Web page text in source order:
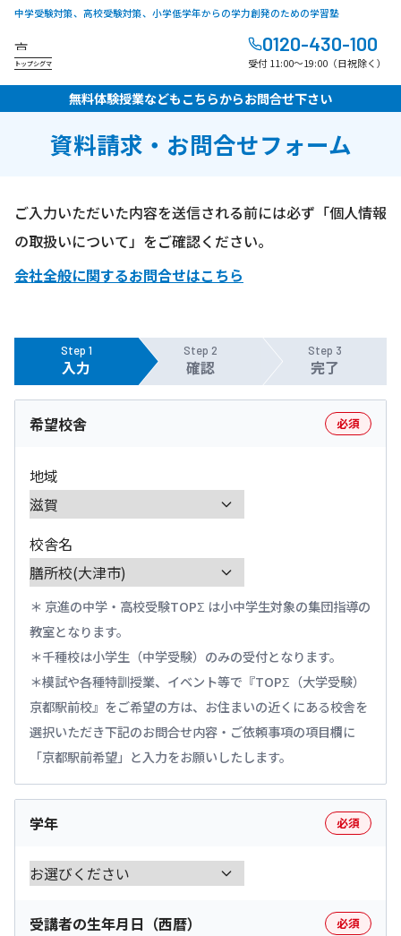
中学受験対策、高校受験対策、小学低学年からの学力創発のための学習塾
トップシグマ
0120-430-100
受付 11:00～19:00（日祝除く）
資料請求・お問合せフォーム
無料体験授業などもこちらからお問合せ下さい
ご入力いただいた内容を送信される前には必ず「個人情報
の取扱いについて」をご確認ください。
会社全般に関するお問合せはこちら
Step 1
入力
Step 2
確認
Step 3
完了
希望校舎 必須
地域
校舎名
京進の中学・高校受験TOPΣ は小中学生対象の集団指導の
教室となります。
千種校は小学生（中学受験）のみの受付となります。
模試や各種特訓授業、イベント等で『TOPΣ（大学受験）
京都駅前校』をご希望の方は、お住まいの近くにある校舎を
選択いただき下記のお問合せ内容・ご依頼事項の項目欄に
「京都駅前希望」と入力をお願いしたします。
学年 必須
受講者の生年月日（西暦） 必須